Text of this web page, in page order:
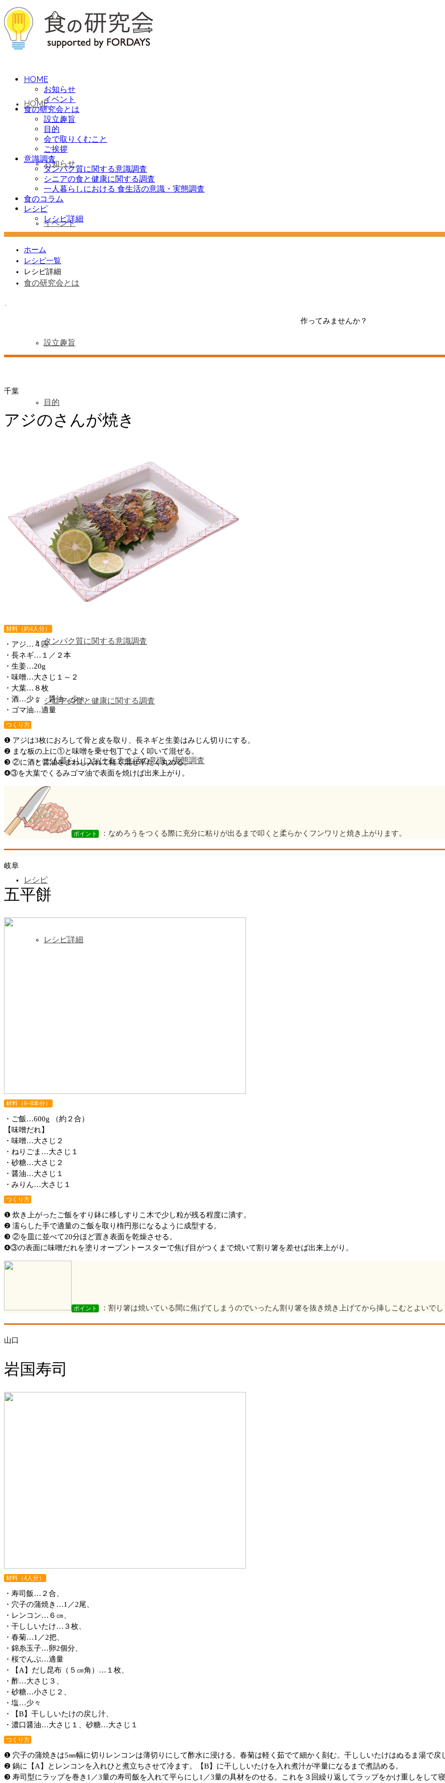
HOME
お知らせ
イベント
食の研究会とは
設立趣旨
目的
ご挨拶
タンパク質に関する意識調査
シニアの食と健康に関する調査
一人暮らしにおける 食生活の意識・実態調査
食のコラム
レシピ
レシピ詳細
HOME
お知らせ
イベント
食の研究会とは
設立趣旨
目的
会で取りくむこと
ご挨拶
意識調査
タンパク質に関する意識調査
シニアの食と健康に関する調査
一人暮らしにおける 食生活の意識・実態調査
食のコラム
レシピ
レシピ詳細
ホーム
レシピ一覧
レシピ詳細
作ってみませんか？
千葉
アジのさんが焼き
材料（約4人分）
・アジ…４匹
・長ネギ…１／２本
・生姜…20g
・味噌…大さじ１～２
・大葉…８枚
・酒…少々 醤油…少々
・ゴマ油…適量
つくり方
❶ アジは3枚におろして骨と皮を取り、長ネギと生姜はみじん切りにする。
❷ まな板の上に①と味噌を乗せ包丁でよく叩いて混ぜる。
❸ ②に酒と醤油をまわし入れて軽く混ぜ平たく丸める。
❹③を大葉でくるみゴマ油で表面を焼けば出来上がり。
ポイント ：なめろうをつくる際に充分に粘りが出るまで叩くと柔らかくフンワリと焼き上がります。
岐阜
五平餅
材料（6~8本分）
・ご飯…600g （約２合）
【味噌だれ】
・味噌…大さじ２
・ねりごま…大さじ１
・砂糖…大さじ２
・醤油…大さじ１
・みりん…大さじ１
つくり方
❶ 炊き上がったご飯をすり鉢に移しすりこ木で少し粒が残る程度に潰す。
❷ 濡らした手で適量のご飯を取り楕円形になるように成型する。
❸ ②を皿に並べて20分ほど置き表面を乾燥させる。
❹③の表面に味噌だれを塗りオーブントースターで焦げ目がつくまで焼いて割り箸を差せば出来上がり。
ポイント ：割り箸は焼いている間に焦げてしまうのでいったん割り箸を抜き焼き上げてから挿しこむとよいで
山口
岩国寿司
材料（4人分）
・寿司飯…２合、
・穴子の蒲焼き…1／2尾、
・レンコン…６㎝、
・干ししいたけ…３枚、
・春菊…1／2把、
・錦糸玉子…卵2個分、
・桜でんぶ…適量
・【A】だし昆布（５㎝角）…１枚、
・酢…大さじ３、
・砂糖…小さじ２、
・塩…少々
・【B】干ししいたけの戻し汁、
・濃口醤油…大さじ１、砂糖…大さじ１
つくり方
❶ 穴子の蒲焼きは5㎜幅に切りレンコンは薄切りにして酢水に浸ける。春菊は軽く茹でて細かく刻む。干ししいたけはぬるま湯で戻
❷ 鍋に【A】とレンコンを入れひと煮立ちさせて冷ます。【B】に干ししいたけを入れ煮汁が半量になるまで煮詰める。
❸ 寿司型にラップを巻き1／3量の寿司飯を入れて平らにし1／3量の具材をのせる。これを３回繰り返してラップをかけ重しをして